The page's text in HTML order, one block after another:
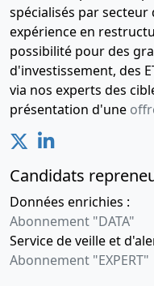
30-11--0001
et
la
30-11--0001
et
et
la
spécialisés par
expérience en
possibilité pour des
d'investissement, des
via nos experts des
présentation d'une
Candidats
Données enrichies :
Abonnement "DATA"
Service de veille et
Abonnement "EXPERT"